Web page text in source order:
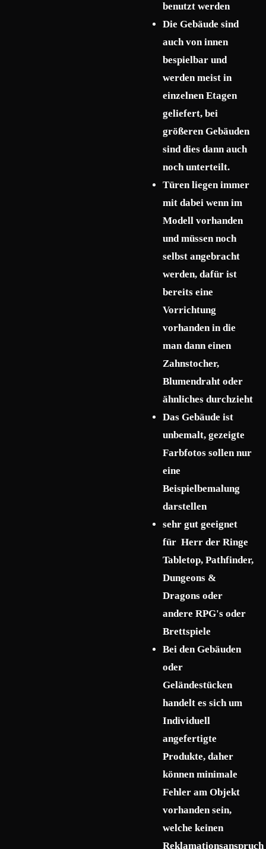
benutzt werden
Die Gebäude sind
auch von innen
bespielbar und
werden meist in
einzelnen Etagen
geliefert, bei
größeren Gebäuden
sind dies dann auch
noch unterteilt.
Türen liegen immer
mit dabei wenn im
Modell vorhanden
und müssen noch
selbst angebracht
werden, dafür ist
bereits eine
Vorrichtung
vorhanden in die
man dann einen
Zahnstocher,
Blumendraht oder
ähnliches durchzieht
Das Gebäude ist
unbemalt, gezeigte
Farbfotos sollen nur
eine
Beispielbemalung
darstellen
sehr gut geeignet
für Herr der Ringe
Tabletop, Pathfinder,
Dungeons &
Dragons oder
andere RPG's oder
Brettspiele
Bei den Gebäuden
oder
Geländestücken
handelt es sich um
Individuell
angefertigte
Produkte, daher
können minimale
Fehler am Objekt
vorhanden sein,
welche keinen
Reklamationsanspruch